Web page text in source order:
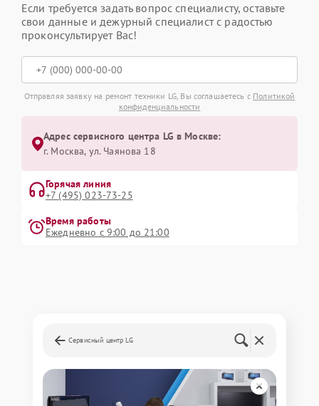
Если требуется задать вопрос специалисту, оставьте
свои данные и дежурный специалист с радостью
проконсультирует Вас!
Отправляя заявку на ремонт техники LG, Вы соглашаетесь с Политикой
конфиденциальности
Адрес сервисного центра LG в Москве:
г. Москва, ул. Чаянова 18
Горячая линия
+7 (495) 023-73-25
Время работы
Ежедневно с 9:00 до 21:00
Сервисный центр LG